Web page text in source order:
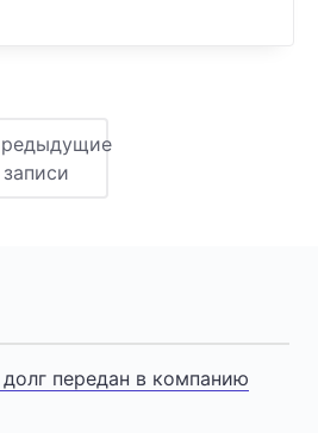
записи
передан в компанию